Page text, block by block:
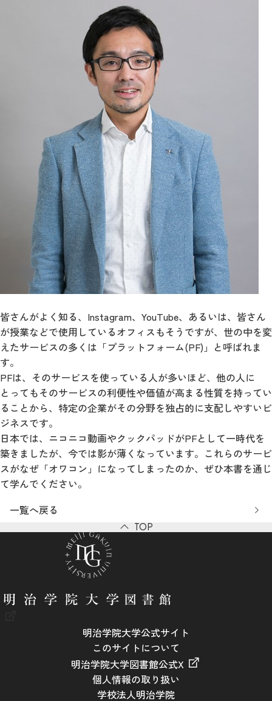
皆さんがよく知る、Instagram、YouTube、あるいは、皆さん
が授業などで使用しているオフィスもそうですが、世の中を変
えたサービスの多くは「プラットフォーム(PF)」と呼ばれま
す。
PFは、そのサービスを使っている人が多いほど、他の人に
とってもそのサービスの利便性や価値が高まる性質を持ってい
ることから、特定の企業がその分野を独占的に支配しやすいビ
ジネスです。
日本では、ニコニコ動画やクックパッドがPFとして一時代を
築きましたが、今では影が薄くなっています。これらのサービ
スがなぜ「オワコン」になってしまったのか、ぜひ本書を通じ
て学んでください。
一覧へ戻る
TOP
明治学院大学公式サイト
このサイトについて
明治学院大学図書館公式X
個人情報の取り扱い
学校法人明治学院